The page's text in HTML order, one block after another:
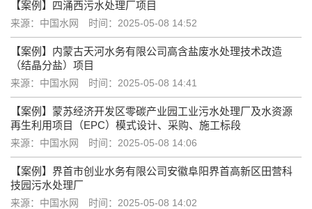
【案例】四涌西污水处理厂项目
来源：中国水网 时间：2025-05-08 14:52
【案例】内蒙古天河水务有限公司高含盐废水处理技术改造
（结晶分盐）项目
来源：中国水网 时间：2025-05-08 14:41
【案例】蒙苏经济开发区零碳产业园工业污水处理厂及水资源
再生利用项目（EPC）模式设计、采购、施工标段
来源：中国水网 时间：2025-05-08 14:06
【案例】界首市创业水务有限公司安徽阜阳界首高新区田营科
技园污水处理厂
来源：中国水网 时间：2025-05-08 14:02